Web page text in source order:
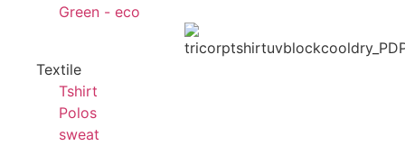
Green - eco
Textile
Tshirt
Polos
sweat